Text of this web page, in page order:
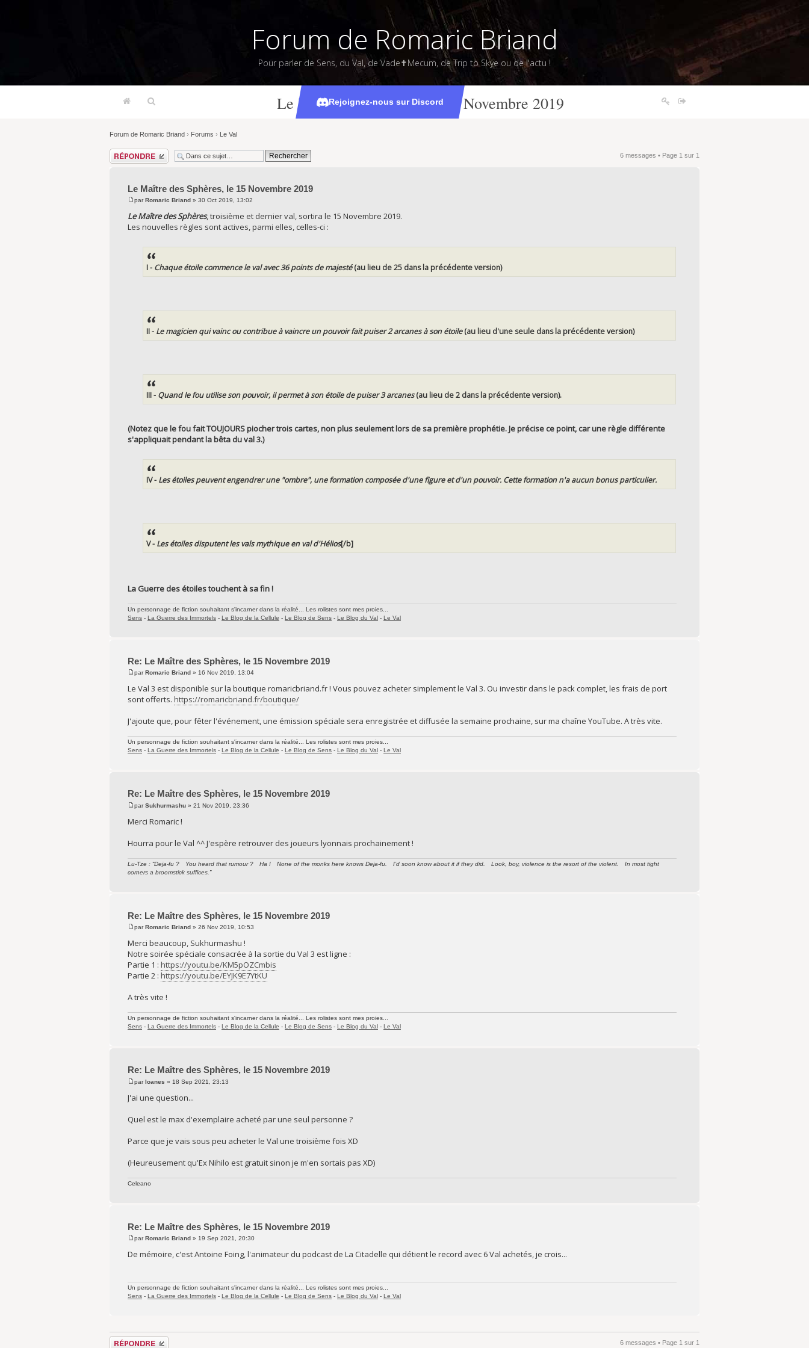
Forum de Romaric Briand
Pour parler de Sens, du Val, de Vade✝Mecum, de Trip to Skye ou de l'actu !
Rejoignez-nous sur Discord
Le Maître des Sphères, le 15 Novembre 2019
Forum de Romaric Briand › Forums › Le Val
Répondre 6 messages • Page 1 sur 1
Le Maître des Sphères, le 15 Novembre 2019
parRomaric Briand » 30 Oct 2019, 13:02
Le Maître des Sphères, troisième et dernier val, sortira le 15 Novembre 2019.
Les nouvelles règles sont actives, parmi elles, celles-ci :
I - Chaque étoile commence le val avec 36 points de majesté(au lieu de 25 dans la précédente version)
II - Le magicien qui vainc ou contribue à vaincre un pouvoir fait puiser 2 arcanes à son étoile(au lieu d'une seule dans la précédente version)
III - Quand le fou utilise son pouvoir, il permet à son étoile de puiser 3 arcanes(au lieu de 2 dans la précédente version).
(Notez que le fou fait TOUJOURS piocher trois cartes, non plus seulement lors de sa première prophétie. Je précise ce point, car une règle différente
s'appliquait pendant la bêta du val 3.)
IV - Les étoiles peuvent engendrer une "ombre", une formation composée d'une figure et d'un pouvoir. Cette formation n'a aucun bonus particulier.
V - Les étoiles disputent les vals mythique en val d'Hélios[/b]
La Guerre des étoiles touchent à sa fin !
Un personnage de fiction souhaitant s'incarner dans la réalité... Les rolistes sont mes proies...
Sens - La Guerre des Immortels - Le Blog de la Cellule - Le Blog de Sens - Le Blog du Val - Le Val
Re: Le Maître des Sphères, le 15 Novembre 2019
parRomaric Briand » 16 Nov 2019, 13:04
Le Val 3 est disponible sur la boutique romaricbriand.fr ! Vous pouvez acheter simplement le Val 3. Ou investir dans le pack complet, les frais de port
sont offerts. https://romaricbriand.fr/boutique/
J'ajoute que, pour fêter l'événement, une émission spéciale sera enregistrée et diffusée la semaine prochaine, sur ma chaîne YouTube. A très vite.
Un personnage de fiction souhaitant s'incarner dans la réalité... Les rolistes sont mes proies...
Sens - La Guerre des Immortels - Le Blog de la Cellule - Le Blog de Sens - Le Blog du Val - Le Val
Re: Le Maître des Sphères, le 15 Novembre 2019
parSukhurmashu » 21 Nov 2019, 23:36
Merci Romaric !
Hourra pour le Val ^^ J'espère retrouver des joueurs lyonnais prochainement !
Lu-Tze : “Deja-fu ? You heard that rumour ? Ha ! None of the monks here knows Deja-fu. I’d soon know about it if they did. Look, boy, violence is the resort of the violent. In most tight
corners a broomstick suffices.”
Re: Le Maître des Sphères, le 15 Novembre 2019
parRomaric Briand » 26 Nov 2019, 10:53
Merci beaucoup, Sukhurmashu !
Notre soirée spéciale consacrée à la sortie du Val 3 est ligne :
Partie 1 : https://youtu.be/KM5pOZCmbis
Partie 2 : https://youtu.be/EYJK9E7YtKU
A très vite !
Un personnage de fiction souhaitant s'incarner dans la réalité... Les rolistes sont mes proies...
Sens - La Guerre des Immortels - Le Blog de la Cellule - Le Blog de Sens - Le Blog du Val - Le Val
Re: Le Maître des Sphères, le 15 Novembre 2019
parIoanes » 18 Sep 2021, 23:13
J'ai une question...
Quel est le max d'exemplaire acheté par une seul personne ?
Parce que je vais sous peu acheter le Val une troisième fois XD
(Heureusement qu'Ex Nihilo est gratuit sinon je m'en sortais pas XD)
Celeano
Re: Le Maître des Sphères, le 15 Novembre 2019
parRomaric Briand » 19 Sep 2021, 20:30
De mémoire, c'est Antoine Foing, l'animateur du podcast de La Citadelle qui détient le record avec 6 Val achetés, je crois...
Un personnage de fiction souhaitant s'incarner dans la réalité... Les rolistes sont mes proies...
Sens - La Guerre des Immortels - Le Blog de la Cellule - Le Blog de Sens - Le Blog du Val - Le Val
Répondre 6 messages • Page 1 sur 1